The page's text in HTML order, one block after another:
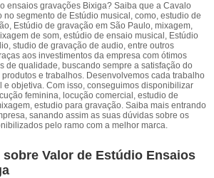
ensaios gravações Bixiga? Saiba que a Cavalo
no segmento de Estúdio musical, como, estudio de
Estúdio de gravação em São Paulo, mixagem,
de som, estúdio de ensaio musical, Estúdio
studio de gravação de audio, entre outros
aos investimentos da empresa com ótimos
de qualidade, buscando sempre a satisfação do
e trabalhos. Desenvolvemos cada trabalho
e objetiva. Com isso, conseguimos disponibilizar
feminina, locução comercial, estudio de
estudio para gravação. Saiba mais entrando
sanando assim as suas dúvidas sobre os
pelo ramo com a melhor marca.
sobre Valor de Estúdio Ensaios